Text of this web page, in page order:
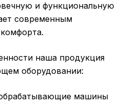
и функциональную
современным
наша продукция
оборудовании:
машины